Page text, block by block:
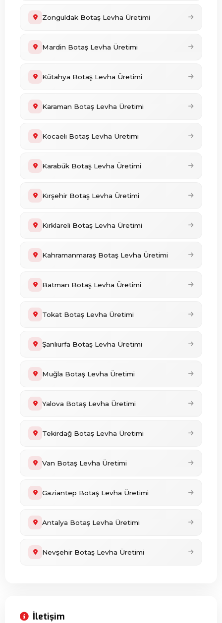
Zonguldak Botaş Levha Üretimi
Mardin Botaş Levha Üretimi
Kütahya Botaş Levha Üretimi
Karaman Botaş Levha Üretimi
Kocaeli Botaş Levha Üretimi
Karabük Botaş Levha Üretimi
Kırşehir Botaş Levha Üretimi
Kırklareli Botaş Levha Üretimi
Kahramanmaraş Botaş Levha Üretimi
Batman Botaş Levha Üretimi
Tokat Botaş Levha Üretimi
Şanlıurfa Botaş Levha Üretimi
Muğla Botaş Levha Üretimi
Yalova Botaş Levha Üretimi
Tekirdağ Botaş Levha Üretimi
Van Botaş Levha Üretimi
Gaziantep Botaş Levha Üretimi
Antalya Botaş Levha Üretimi
Nevşehir Botaş Levha Üretimi
İletişim